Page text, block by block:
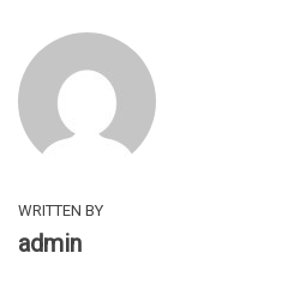
WRITTEN BY
admin